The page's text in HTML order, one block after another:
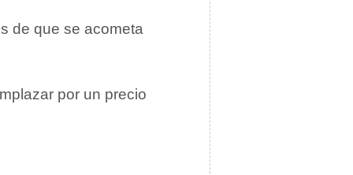
de que se acometa
por un precio